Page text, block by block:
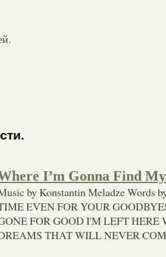
I’m Gonna Find
by Konstantin Meladze Words
EVEN FOR YOUR
FOR GOOD I'M LEFT
THAT WILL NEVER